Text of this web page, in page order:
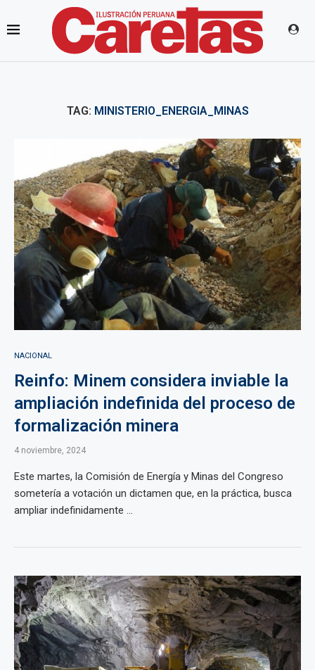
TAG: MINISTERIO_ENERGIA_MINAS
NACIONAL
Reinfo: Minem considera inviable la
ampliación indefinida del proceso de
formalización minera
4 noviembre, 2024
Este martes, la Comisión de Energía y Minas del Congreso
sometería a votación un dictamen que, en la práctica, busca
ampliar indefinidamente ...